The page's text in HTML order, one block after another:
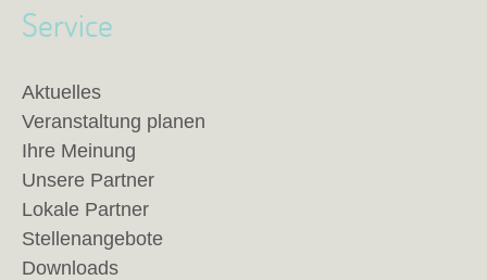
Service
Aktuelles
Veranstaltung planen
Ihre Meinung
Unsere Partner
Lokale Partner
Stellenangebote
Downloads